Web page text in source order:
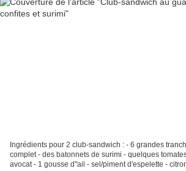
Ingrédients pour 2 club-sandwich : - 6 grandes
complet - des batonnets de surimi - quelques
avocat - 1 gousse d''ail - sel/piment d'espelette -